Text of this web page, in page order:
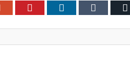
Google+ Pinterest LinkedIn Tumblr